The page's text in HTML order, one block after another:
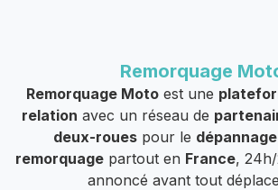
Remorquage
Remorquage Motoest une
relation avec un réseau de
deux-roues pour le
remorquagepartout en France,
annoncé avant tout